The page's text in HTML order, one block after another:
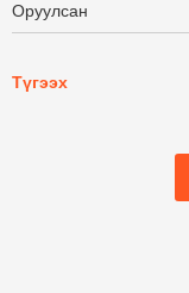
Оруулсан
Түгээх